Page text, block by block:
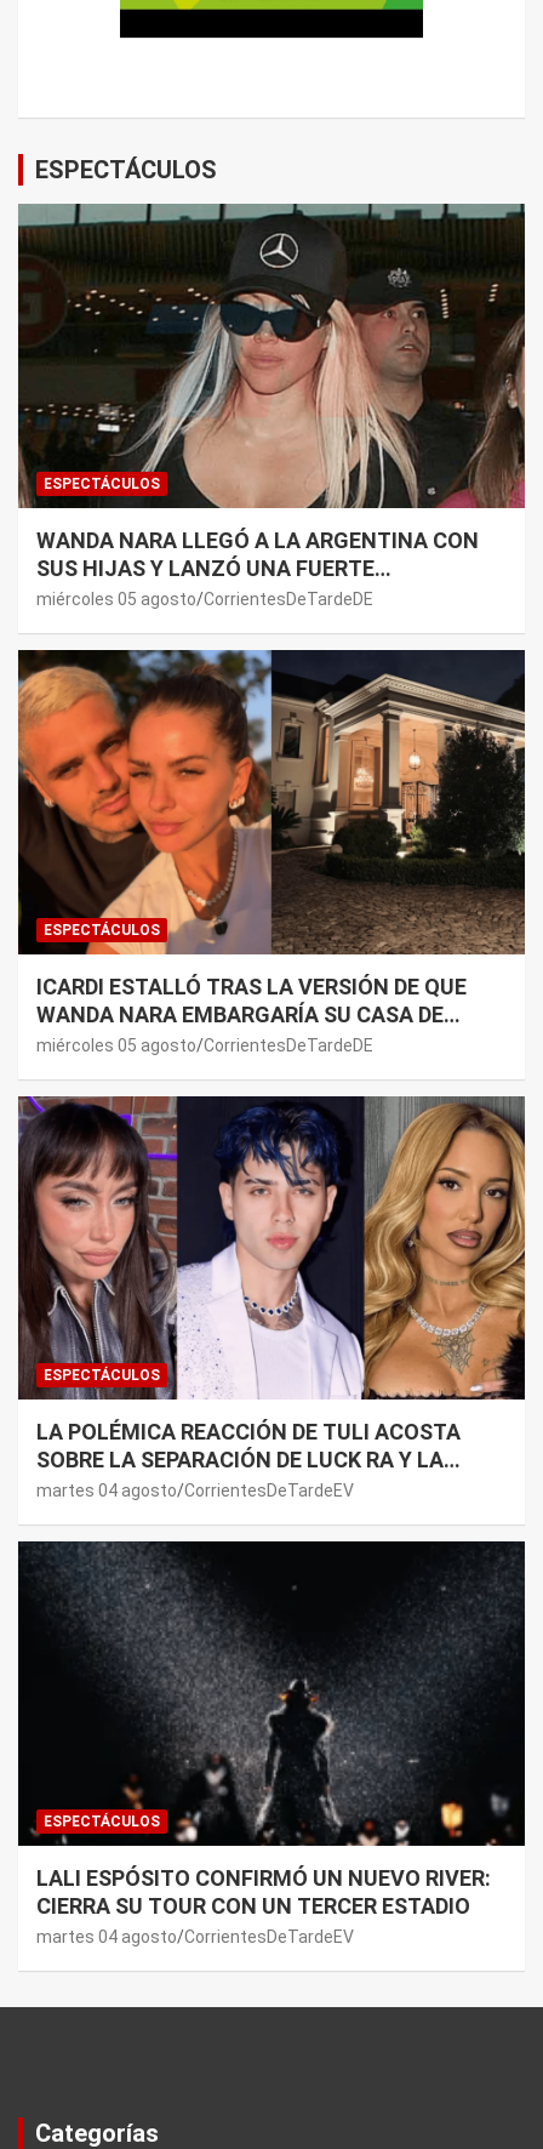
ESPECTÁCULOS
ESPECTÁCULOS
WANDA NARA LLEGÓ A LA ARGENTINA CON
SUS HIJAS Y LANZÓ UNA FUERTE
PREMONICIÓN SOBRE MAURO ICARDI
miércoles 05 agosto CorrientesDeTardeDE
ESPECTÁCULOS
ICARDI ESTALLÓ TRAS LA VERSIÓN DE QUE
WANDA NARA EMBARGARÍA SU CASA DE
NORDELTA: “NECESITAN RASCAR DE ALGÚN
miércoles 05 agosto CorrientesDeTardeDE
ESPECTÁCULOS
LA POLÉMICA REACCIÓN DE TULI ACOSTA
SOBRE LA SEPARACIÓN DE LUCK RA Y LA
JOAQUI: “¿MI VERDAD?”
martes 04 agosto CorrientesDeTardeEV
ESPECTÁCULOS
LALI ESPÓSITO CONFIRMÓ UN NUEVO RIVER:
CIERRA SU TOUR CON UN TERCER ESTADIO
martes 04 agosto CorrientesDeTardeEV
Categorías